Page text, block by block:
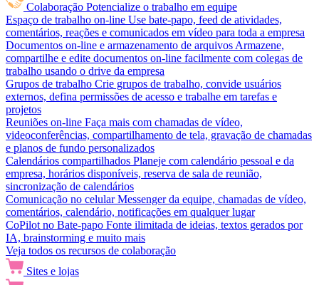
Colaboração Potencialize o trabalho em equipe
Espaço de trabalho on-line Use bate-papo, feed de atividades,
comentários, reações e comunicados em vídeo para toda a empresa
Documentos on-line e armazenamento de arquivos Armazene,
compartilhe e edite documentos on-line facilmente com colegas de
trabalho usando o drive da empresa
Grupos de trabalho Crie grupos de trabalho, convide usuários
externos, defina permissões de acesso e trabalhe em tarefas e
projetos
Reuniões on-line Faça mais com chamadas de vídeo,
videoconferências, compartilhamento de tela, gravação de chamadas
e planos de fundo personalizados
Calendários compartilhados Planeje com calendário pessoal e da
empresa, horários disponíveis, reserva de sala de reunião,
sincronização de calendários
Comunicação no celular Messenger da equipe, chamadas de vídeo,
comentários, calendário, notificações em qualquer lugar
CoPilot no Bate-papo Fonte ilimitada de ideias, textos gerados por
IA, brainstorming e muito mais
Veja todos os recursos de colaboração
Sites e lojas